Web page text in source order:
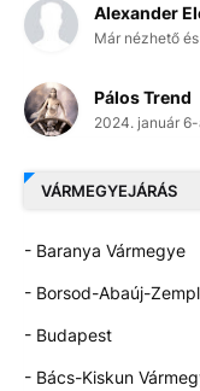
Alexander
Már nézhető
Pálos Trend
2024. január
VÁRMEGYEJÁRÁS
- Baranya Vármegye
- Borsod-Abaúj-
- Budapest
- Bács-Kiskun